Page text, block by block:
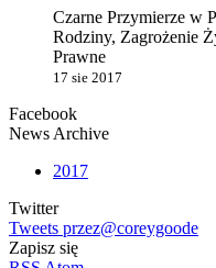
Czarne Przymierze w
Rodziny, Zagrożenie
Prawne
17 sie 2017
Facebook
News Archive
2017
Twitter
Tweets przez@coreygoode
Zapisz się